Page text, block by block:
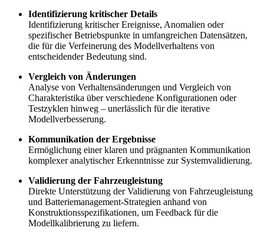
Identifizierung kritischer Details
Identifizierung kritischer Ereignisse, Anomalien oder
spezifischer Betriebspunkte in umfangreichen Datensätzen,
die für die Verfeinerung des Modellverhaltens von
entscheidender Bedeutung sind.
Vergleich von Änderungen
Analyse von Verhaltensänderungen und Vergleich von
Charakteristika über verschiedene Konfigurationen oder
Testzyklen hinweg – unerlässlich für die iterative
Modellverbesserung.
Kommunikation der Ergebnisse
Ermöglichung einer klaren und prägnanten Kommunikation
komplexer analytischer Erkenntnisse zur Systemvalidierung.
Validierung der Fahrzeugleistung
Direkte Unterstützung der Validierung von Fahrzeugleistung
und Batteriemanagement-Strategien anhand von
Konstruktionsspezifikationen, um Feedback für die
Modellkalibrierung zu liefern.